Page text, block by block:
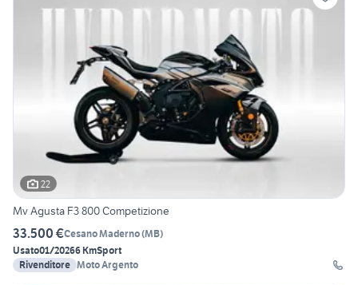
22
Mv Agusta F3 800 Competizione
33.500 €Cesano Maderno(MB)
Usato01/20266 KmSport
Rivenditore Moto Argento